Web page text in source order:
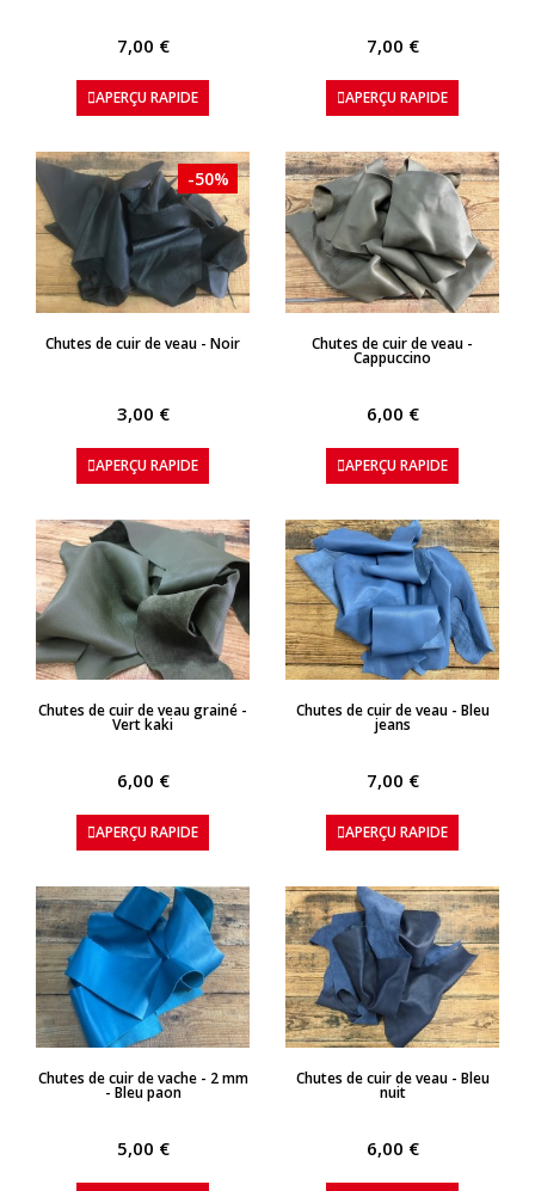
7,00 €
APERÇU RAPIDE
7,00 €
APERÇU RAPIDE
APERÇU RAPIDE
-50%
Chutes de cuir de veau - Noir
3,00 €
APERÇU RAPIDE
APERÇU RAPIDE
Chutes de cuir de veau -
Cappuccino
6,00 €
APERÇU RAPIDE
APERÇU RAPIDE
Chutes de cuir de veau grainé -
Vert kaki
6,00 €
APERÇU RAPIDE
APERÇU RAPIDE
Chutes de cuir de veau - Bleu
jeans
7,00 €
APERÇU RAPIDE
APERÇU RAPIDE
Chutes de cuir de vache - 2 mm
- Bleu paon
5,00 €
APERÇU RAPIDE
Chutes de cuir de veau - Bleu
nuit
6,00 €